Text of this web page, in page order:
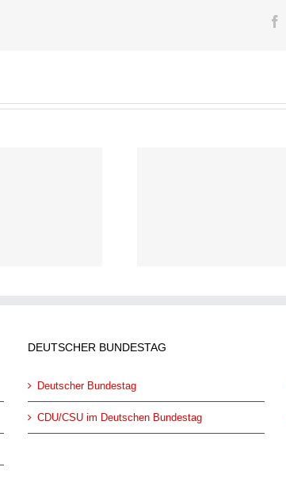
DEUTSCHER BUNDESTAG
Deutscher Bundestag
CDU/CSU im Deutschen Bundestag